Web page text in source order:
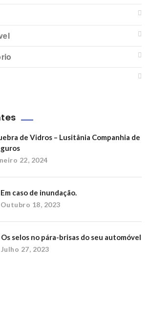
de Vidros – Lusitânia Companhia de
22, 2024
Em caso de inundação.
Outubro 18, 2023
Os selos no pára-brisas do seu automóvel
Julho 27, 2023